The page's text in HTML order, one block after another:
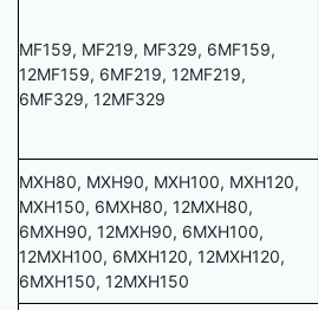
MF159, MF219, MF329, 6MF159,
12MF159, 6MF219, 12MF219,
6MF329, 12MF329
MXH80, MXH90, MXH100, MXH120,
MXH150, 6MXH80, 12MXH80,
6MXH90, 12MXH90, 6MXH100,
12MXH100, 6MXH120, 12MXH120,
6MXH150, 12MXH150